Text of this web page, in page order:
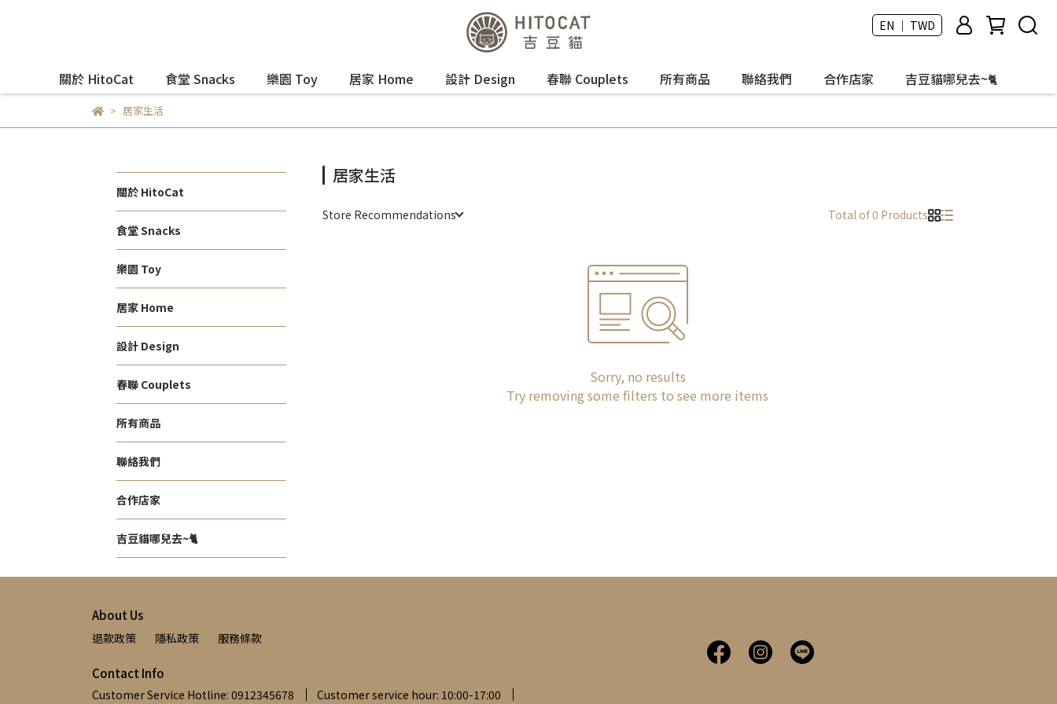
EN ｜ TWD
關於 HitoCat 食堂 Snacks 樂園 Toy 居家 Home 設計 Design 春聯 Couplets 所有商品 聯絡我們 合作店家 吉豆貓哪兒去~🐈
居家生活
關於 HitoCat
食堂 Snacks
樂園 Toy
居家 Home
設計 Design
春聯 Couplets
所有商品
聯絡我們
合作店家
吉豆貓哪兒去~🐈
居家生活
Store Recommendations Total of 0 Products
Sorry, no results
Try removing some filters to see more items
About Us
退款政策 隱私政策 服務條款
Contact Info
Customer Service Hotline: 0912345678
Customer service hour: 10:00-17:00